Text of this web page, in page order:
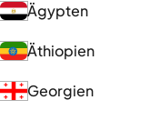
Ägypten
Äthiopien
Georgien